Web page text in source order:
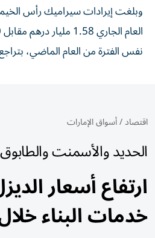
وبلغت إيرادات سيراميك رأس
نفس الفترة من العام الماضي، بتراجع
اقتصاد/أسواق الإمارات
الحديد والأسمنت
ارتفاع أسعار
خدمات البناء